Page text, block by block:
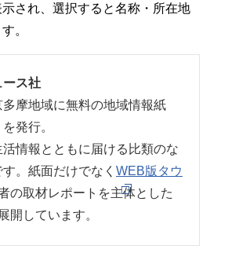
され、選択すると名称・所在地
。
ス社
摩地域に無料の地域情報紙
発行。
情報とともに届ける比類のな
。紙面だけでなく WEB版タウ
者の取材レポートを主体とした
開しています。